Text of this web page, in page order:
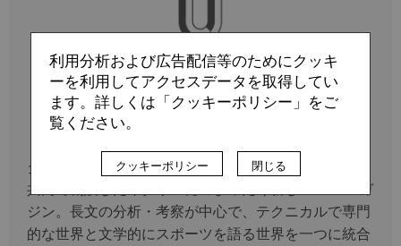
Profile
ウルティモ ウオモ
ダニエレ・マヌシアとティモシー・スモールの2人が
共同で創設したイタリア発のまったく新しいWEBマガ
ジン。長文の分析・考察が中心で、テクニカルで専門
的な世界と文学的にスポーツを語る世界を一つに統合
利用分析および広告配信等のためにクッキ
ーを利用してアクセスデータを取得してい
ます。詳しくは「クッキーポリシー」をご
覧ください。
クッキーポリシー 閉じる